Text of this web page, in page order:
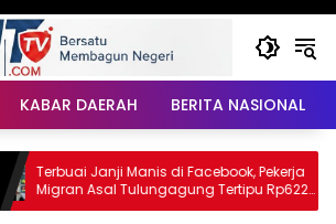
KABAR DAERAH BERITA NASIONAL
Terbuai Janji Manis di Facebook, Pekerja
Migran Asal Tulungagung Tertipu Rp622
Juta